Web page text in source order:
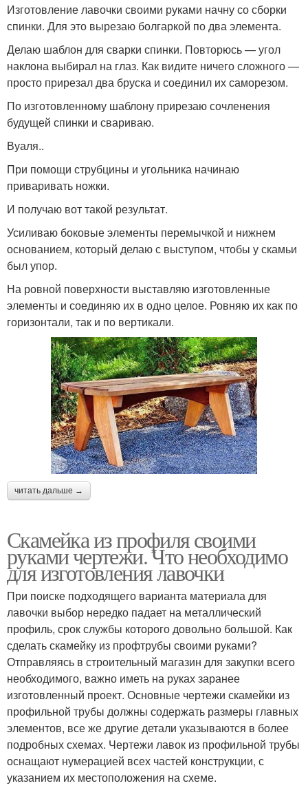
Изготовление лавочки своими руками начну со сборки
спинки. Для это вырезаю болгаркой по два элемента.
Делаю шаблон для сварки спинки. Повторюсь — угол
наклона выбирал на глаз. Как видите ничего сложного —
просто прирезал два бруска и соединил их саморезом.
По изготовленному шаблону прирезаю сочленения
будущей спинки и свариваю.
Вуаля..
При помощи струбцины и угольника начинаю
приваривать ножки.
И получаю вот такой результат.
Усиливаю боковые элементы перемычкой и нижнем
основанием, который делаю с выступом, чтобы у скамьи
был упор.
На ровной поверхности выставляю изготовленные
элементы и соединяю их в одно целое. Ровняю их как по
горизонтали, так и по вертикали.
читать дальше →
Скамейка из профиля своими
руками чертежи. Что необходимо
для изготовления лавочки
При поиске подходящего варианта материала для
лавочки выбор нередко падает на металлический
профиль, срок службы которого довольно большой. Как
сделать скамейку из профтрубы своими руками?
Отправляясь в строительный магазин для закупки всего
необходимого, важно иметь на руках заранее
изготовленный проект. Основные чертежи скамейки из
профильной трубы должны содержать размеры главных
элементов, все же другие детали указываются в более
подробных схемах. Чертежи лавок из профильной трубы
оснащают нумерацией всех частей конструкции, с
указанием их местоположения на схеме.